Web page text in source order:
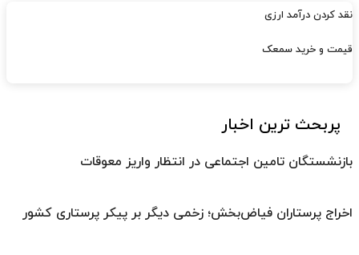
نقد کردن درآمد ارزی
قیمت و خرید سمعک
پربحث ترین اخبار
بازنشستگان تامین اجتماعی در انتظار واریز معوقات
اخراج پرستاران فیاض‌بخش؛ زخمی دیگر بر پیکر پرستاری کشور